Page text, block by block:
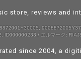
store, reviews and
ID000000233 / エルマーク:
since 2004, a